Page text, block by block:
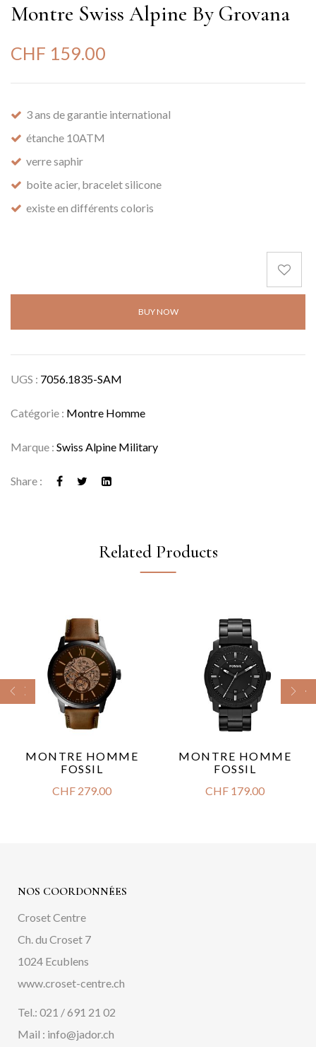
Montre Swiss Alpine By Grovana
CHF 159.00
3 ans de garantie international
étanche 10ATM
verre saphir
boite acier, bracelet silicone
existe en différents coloris
BUY NOW
UGS : 7056.1835-SAM
Catégorie : Montre Homme
Marque : Swiss Alpine Military
Share :
Related Products
MONTRE HOMME
FOSSIL
CHF 279.00
MONTRE HOMME
FOSSIL
CHF 179.00
NOS COORDONNÉES
Croset Centre
Ch. du Croset 7
1024 Ecublens
www.croset-centre.ch
Tel.: 021 / 691 21 02
Mail : info@jador.ch